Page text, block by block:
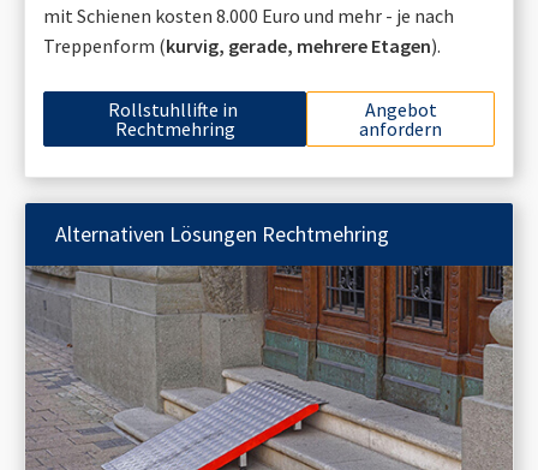
mit Schienen kosten 8.000 Euro und mehr - je nach
Treppenform (kurvig, gerade, mehrere Etagen).
Rollstuhllifte in
Rechtmehring
Angebot
anfordern
Alternativen Lösungen Rechtmehring